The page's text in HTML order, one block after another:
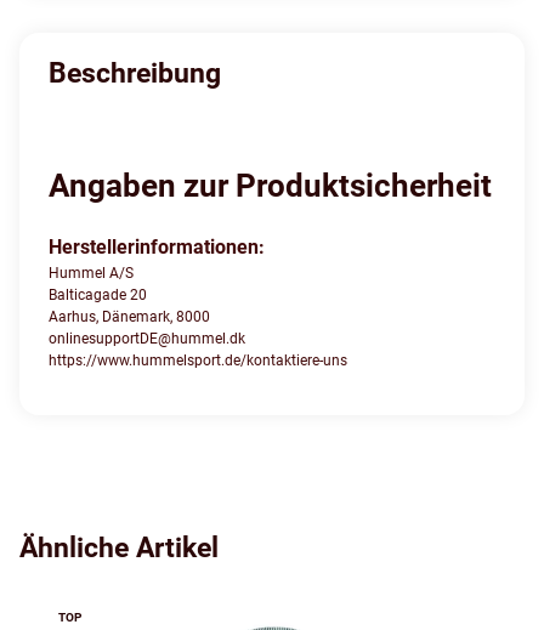
Beschreibung
Angaben zur Produktsicherheit
Herstellerinformationen:
Hummel A/S
Balticagade 20
Aarhus, Dänemark, 8000
onlinesupportDE@hummel.dk
https://www.hummelsport.de/kontaktiere-uns
Ähnliche Artikel
TOP